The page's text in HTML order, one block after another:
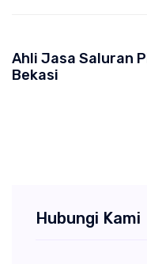
Ahli Jasa Saluran
Bekasi
Hubungi Kami